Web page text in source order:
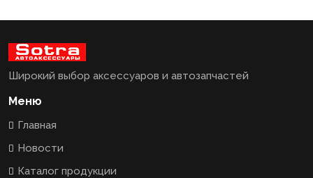
Широкий выбор аксессуаров и автозапчастей
Меню
Главная
Новости
Каталог продукции